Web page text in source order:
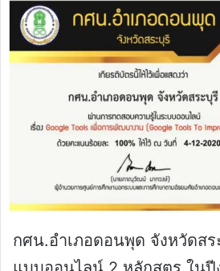
กศน.อำเภอดอนพุด จังหวัดส